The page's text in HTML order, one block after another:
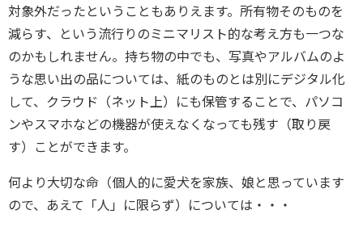
対象外だったということもありえます。所有物そのものを
減らす、という流行りのミニマリスト的な考え方も一つな
のかもしれません。持ち物の中でも、写真やアルバムのよ
うな思い出の品については、紙のものとは別にデジタル化
して、クラウド（ネット上）にも保管することで、パソコ
ンやスマホなどの機器が使えなくなっても残す（取り戻
す）ことができます。
何より大切な命（個人的に愛犬を家族、娘と思っています
ので、あえて「人」に限らず）については・・・